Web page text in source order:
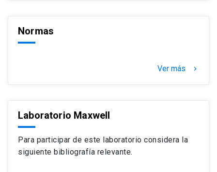
Normas
Ver más keyboard_arrow_right
Laboratorio Maxwell
Para participar de este laboratorio considera la
siguiente bibliografía relevante.